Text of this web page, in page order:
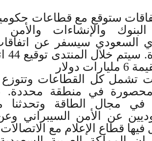
ستوقع مع قطاعات
والإنشاءات والأمن
دولار
تشمل كل القطاعات
محصورة في منطقة
في مجال الطاقة
عن الأمن السيبراني
قطاع الإعلام مع